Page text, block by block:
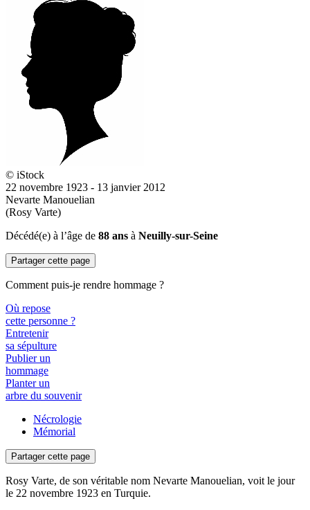
© iStock
22 novembre 1923 - 13 janvier 2012
Nevarte Manouelian
(Rosy Varte)
Décédé(e) à l’âge de 88 ans à Neuilly-sur-Seine
Partager cette page
Comment puis-je rendre hommage ?
Où repose
cette personne ?
Entretenir
sa sépulture
Publier un
hommage
Planter un
arbre du souvenir
Nécrologie
Mémorial
Partager cette page
Rosy Varte, de son véritable nom Nevarte Manouelian, voit le jour
le 22 novembre 1923 en Turquie.